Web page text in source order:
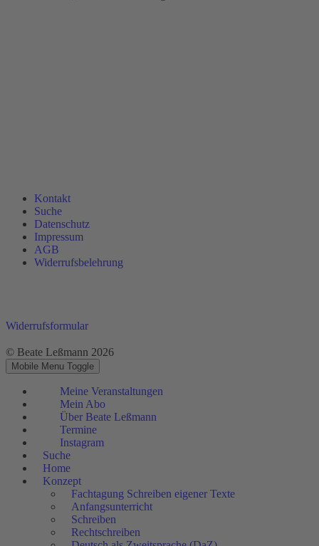
Kontakt
Suche
Datenschutz
Impressum
AGB
Widerrufsbelehrung
Widerrufsformular
© Beate Leßmann 2026
Mobile Menu Toggle
Meine Veranstaltungen
Mein Abo
Über Beate Leßmann
Termine
Instagram
Suche
Home
Konzept
Fachtagung Schreiben eigener Texte
Anfangsunterricht
Schreiben
Rechtschreiben